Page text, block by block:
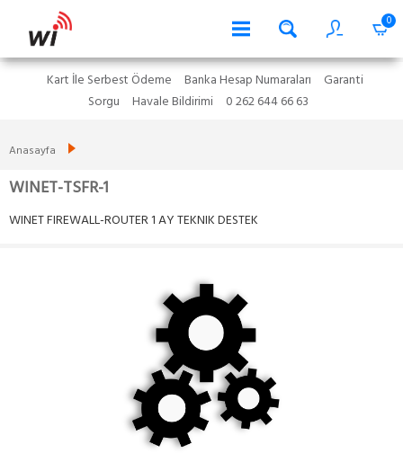
0
Kart İle Serbest Ödeme Banka Hesap Numaraları
Garanti
Sorgu
Havale Bildirimi 0 262 644 66 63
Anasayfa
WINET-TSFR-1
WINET FIREWALL-ROUTER 1 AY TEKNIK DESTEK